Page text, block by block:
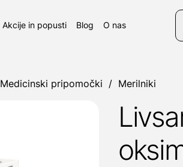
Akcije in popusti Blog O nas
Medicinski pripomočki / Merilniki